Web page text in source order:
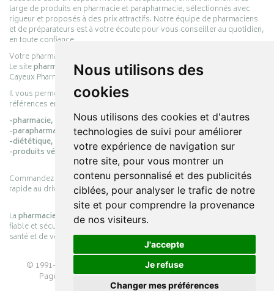
Nous utilisons des
cookies
Nous utilisons des cookies et d'autres
technologies de suivi pour améliorer
votre expérience de navigation sur
notre site, pour vous montrer un
contenu personnalisé et des publicités
ciblées, pour analyser le trafic de notre
site et pour comprendre la provenance
de nos visiteurs.
J'accepte
Je refuse
Changer mes préférences
large de produits en pharmacie et parapharmacie, sélectionnés avec
rigueur et proposés à des prix attractifs. Notre équipe de pharmaciens
et de préparateurs est à votre écoute pour vous conseiller au quotidien,
en toute confiance.
Votre pharmacie en ligne :
Le sitepharmacie-cayeux.frest le prolongement digital de la pharmacie
Cayeux Pharmabest Berck-sur-Mer – Rang-du-Fliers.
Il vous permet de réaliser vos achats en ligne parmi des milliers de
références en :
-pharmacie,
-parapharmacie,
-diététique,
-produits vétérinaires.
Commandez simplement vos produits en ligne et choisissez le retrait
rapide au drive ou la livraison à domicile, en toute simplicité.
Lapharmacie Cayeuxs’engage à vous offrir une expérience pratique,
fiable et sécurisée, en officine comme en ligne, au service de votre
santé et de votre bien-être.
© 1991-2026 PHARMACIE CAYEUX– Tous droits réservés –
Page mise à jour le 03/08/2026 –Pharmacie en ligne